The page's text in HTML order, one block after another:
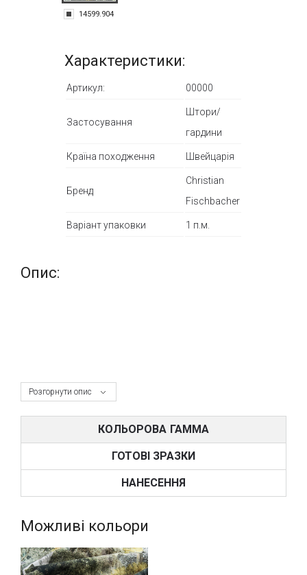
14599.904
Характеристики:
Артикул: 00000
Застосування
Штори/
гардини
Країна походження Швейцарія
Бренд
Christian
Fischbacher
Варіант упаковки 1 п.м.
Розгорнути опис
Опис:
КОЛЬОРОВА ГАММА
ГОТОВІ ЗРАЗКИ
НАНЕСЕННЯ
Можливі кольори